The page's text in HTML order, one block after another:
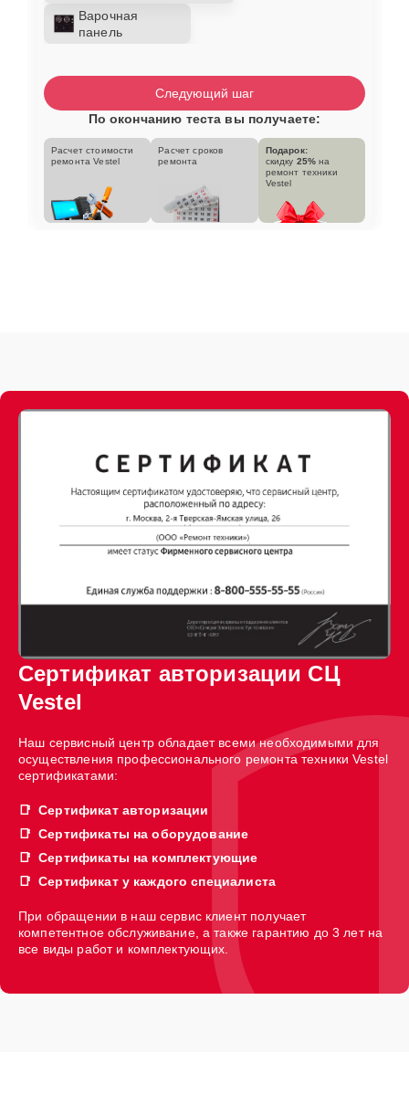
Варочная
панель
Следующий шаг
По окончанию теста вы получаете:
Расчет стоимости
ремонта Vestel
Расчет сроков
ремонта
Подарок:
скидку 25% на
ремонт техники
Vestel
Сертификат авторизации СЦ
Vestel
Наш сервисный центр обладает всеми необходимыми для
осуществления профессионального ремонта техники Vestel
сертификатами:
Сертификат авторизации
Сертификаты на оборудование
Сертификаты на комплектующие
Сертификат у каждого специалиста
При обращении в наш сервис клиент получает
компетентное обслуживание, а также гарантию до 3 лет на
все виды работ и комплектующих.